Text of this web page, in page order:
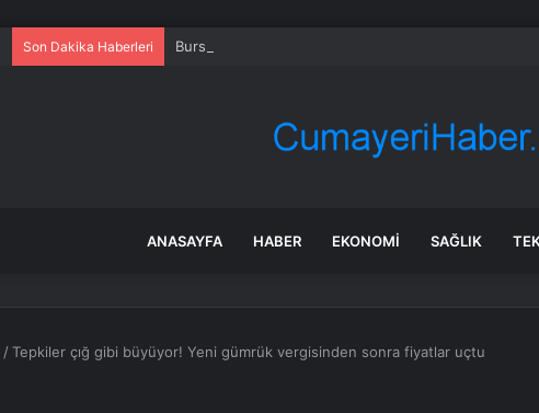
Son Dakika Haberleri Bursa BUSKİ su kesintisi! 24-25 Temmuz Bursa’da
ANASAYFA HABER EKONOMI SAĞLIK
/Tepkiler çığ gibi büyüyor! Yeni gümrük vergisinden sonra fiyatlar uçtu